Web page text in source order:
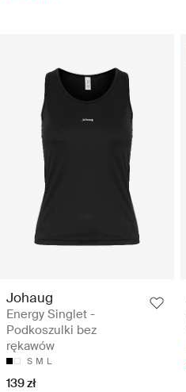
Johaug
Energy Singlet -
Podkoszulki bez
rękawów
S M L
139 zł